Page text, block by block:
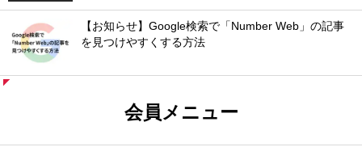
【お知らせ】Google検索で「Number Web」の記事
を見つけやすくする方法
会員メニュー